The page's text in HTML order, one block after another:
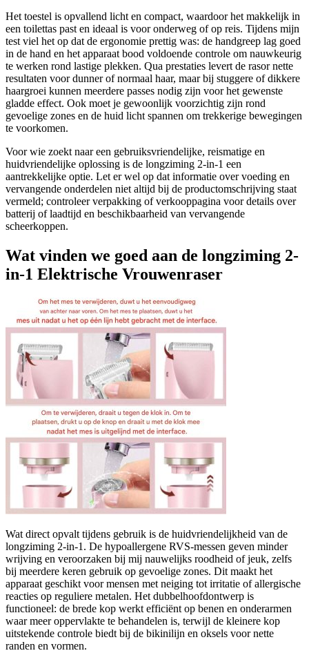
Het toestel is opvallend licht en compact, waardoor het makkelijk in
een toilettas past en ideaal is voor onderweg of op reis. Tijdens mijn
test viel het op dat de ergonomie prettig was: de handgreep lag goed
in de hand en het apparaat bood voldoende controle om nauwkeurig
te werken rond lastige plekken. Qua prestaties levert de rasor nette
resultaten voor dunner of normaal haar, maar bij stuggere of dikkere
haargroei kunnen meerdere passes nodig zijn voor het gewenste
gladde effect. Ook moet je gewoonlijk voorzichtig zijn rond
gevoelige zones en de huid licht spannen om trekkerige bewegingen
te voorkomen.
Voor wie zoekt naar een gebruiksvriendelijke, reismatige en
huidvriendelijke oplossing is de longziming 2-in-1 een
aantrekkelijke optie. Let er wel op dat informatie over voeding en
vervangende onderdelen niet altijd bij de productomschrijving staat
vermeld; controleer verpakking of verkooppagina voor details over
batterij of laadtijd en beschikbaarheid van vervangende
scheerkoppen.
Wat vinden we goed aan de longziming 2-
in-1 Elektrische Vrouwenraser
Wat direct opvalt tijdens gebruik is de huidvriendelijkheid van de
longziming 2-in-1. De hypoallergene RVS-messen geven minder
wrijving en veroorzaken bij mij nauwelijks roodheid of jeuk, zelfs
bij meerdere keren gebruik op gevoelige zones. Dit maakt het
apparaat geschikt voor mensen met neiging tot irritatie of allergische
reacties op reguliere metalen. Het dubbelhoofdontwerp is
functioneel: de brede kop werkt efficiënt op benen en onderarmen
waar meer oppervlakte te behandelen is, terwijl de kleinere kop
uitstekende controle biedt bij de bikinilijn en oksels voor nette
randen en vormen.